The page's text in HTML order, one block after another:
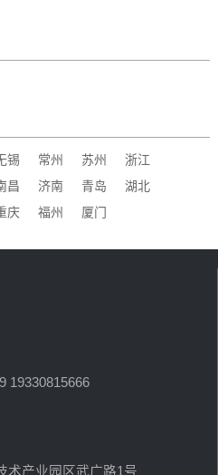
锡 常州 苏州
浙江
昌 济南 青岛
湖北
庆 福州 厦门
19330815666
术产业园区武广路1号